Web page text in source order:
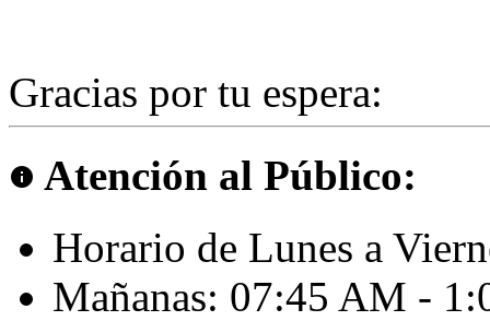
Gracias por tu espera:
info Atención al Público:
Horario de Lunes a
Mañanas: 07:45 AM -